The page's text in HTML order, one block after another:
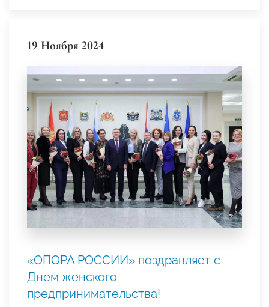
19 Ноября 2024
«ОПОРА РОССИИ» поздравляет с
Днем женского
предпринимательства!